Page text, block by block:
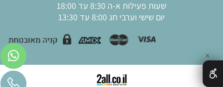
שעות פעילות א-ה 8:30 עד 18:00
יום שישי וערבי חג 8:00 עד 13:30
✕